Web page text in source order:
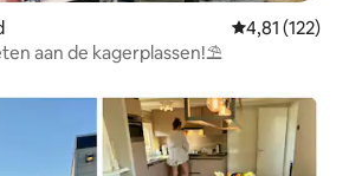
Gemiddelde
4,81 (122)
aan de kagerplassen!⛱